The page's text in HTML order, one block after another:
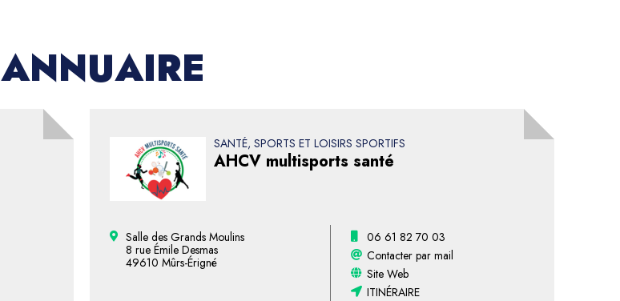
ANNUAIRE
SANTÉ, SPORTS ET LOISIRS SPORTIFS
AHCV multisports santé
Salle des Grands Moulins
8 rue Émile Desmas
49610 Mûrs-Érigné
06 61 82 70 03
Contacter par mail
Site Web
ITINÉRAIRE